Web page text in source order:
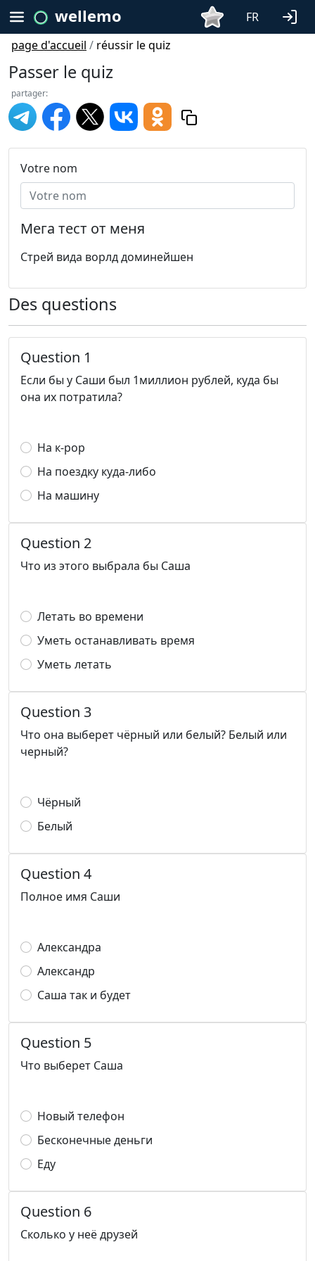
wellemo
FR
page d'accueil / réussir le quiz
Passer le quiz
partager:
Votre nom
Мега тест от меня
Стрей вида ворлд доминейшен
Des questions
Question 1
Если бы у Саши был 1миллион рублей, куда бы
она их потратила?
На к-рор
На поездку куда-либо
На машину
Question 2
Что из этого выбрала бы Саша
Летать во времени
Уметь останавливать время
Уметь летать
Question 3
Что она выберет чёрный или белый? Белый или
черный?
Чёрный
Белый
Question 4
Полное имя Саши
Александра
Александр
Саша так и будет
Question 5
Что выберет Саша
Новый телефон
Бесконечные деньги
Еду
Question 6
Сколько у неё друзей